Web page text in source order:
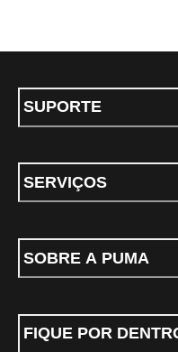
SUPORTE
SERVIÇOS
SOBRE A PUMA
FIQUE POR